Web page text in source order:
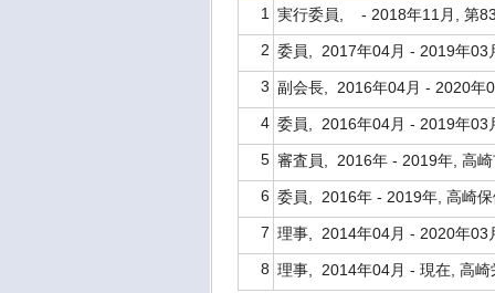
1
実行委員, - 2018年11月, 第
2 委員, 2017年04月 - 2019年03
3 副会長, 2016年04月 - 2020年
4 委員, 2016年04月 - 2019年03
5 審査員, 2016年 - 2019年, 高
6 委員, 2016年 - 2019年, 高崎
7 理事, 2014年04月 - 2020年
8 理事, 2014年04月 - 現在, 高